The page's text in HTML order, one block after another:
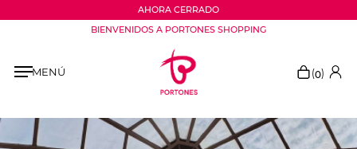
AHORA CERRADO
BIENVENIDOS A PORTONES SHOPPING
MENÚ (0)